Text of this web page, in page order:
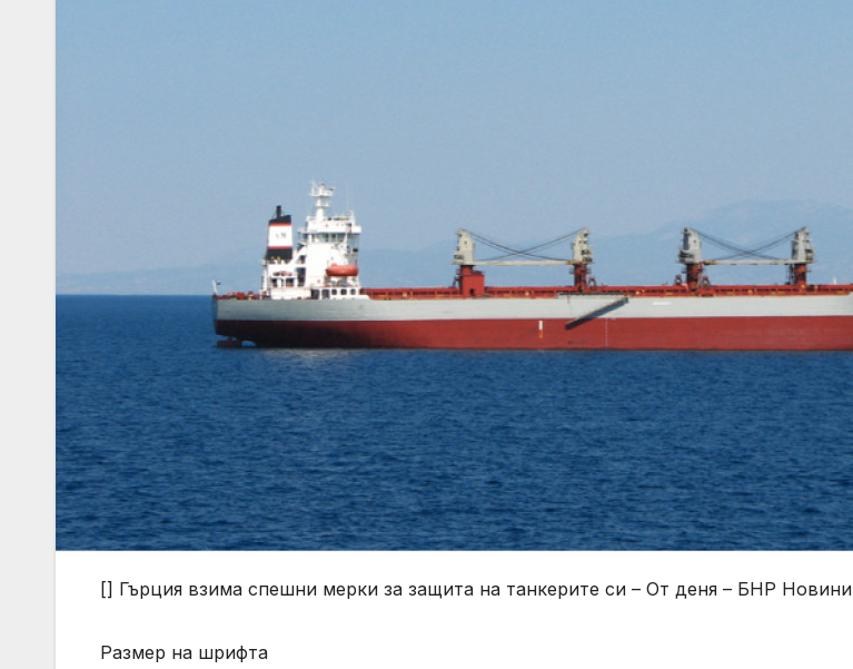
[] Гърция взима спешни мерки за защита на танкерите си – От деня – БНР Новини
Размер на шрифта